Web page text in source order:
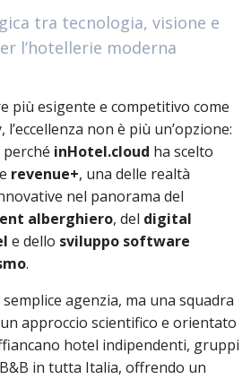
tra tecnologia, visione e
l’hotellerie moderna
più esigente e competitivo come
non è più un’opzione:
perché inHotel.cloud ha scelto
revenue+, una delle realtà
nel panorama del
alberghiero, del digital
e dello sviluppo software
.
agenzia, ma una squadra
approccio scientifico e orientato
hotel indipendenti, gruppi
in tutta Italia, offrendo un